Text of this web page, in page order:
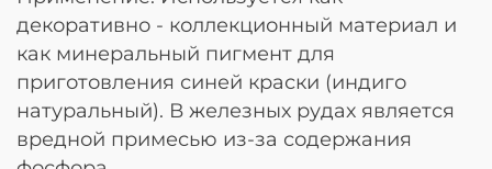
декоративно - коллекционный материал и
как минеральный пигмент для
приготовления синей краски (индиго
натуральный). В железных рудах является
вредной примесью из-за содержания